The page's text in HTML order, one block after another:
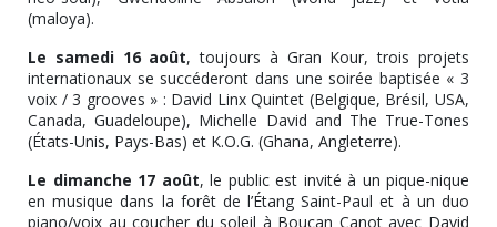
(maloya).
Le samedi 16 août, toujours à Gran Kour, trois projets
internationaux se succéderont dans une soirée baptisée « 3
voix / 3 grooves » : David Linx Quintet (Belgique, Brésil, USA,
Canada, Guadeloupe), Michelle David and The True-Tones
(États-Unis, Pays-Bas) et K.O.G. (Ghana, Angleterre).
Le dimanche 17 août, le public est invité à un pique-nique
en musique dans la forêt de l’Étang Saint-Paul et à un duo
piano/voix au coucher du soleil à Boucan Canot avec David